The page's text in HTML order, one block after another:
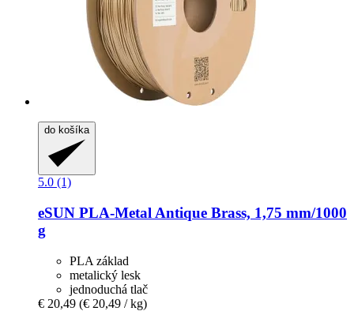
do košíka
5.0 (1)
eSUN PLA-​Metal Antique Brass, 1,75 mm/1000
g
PLA základ
metalický lesk
jednoduchá tlač
€ 20,49 (€ 20,49 / kg)